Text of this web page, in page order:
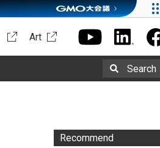
Art
Search
Recommend